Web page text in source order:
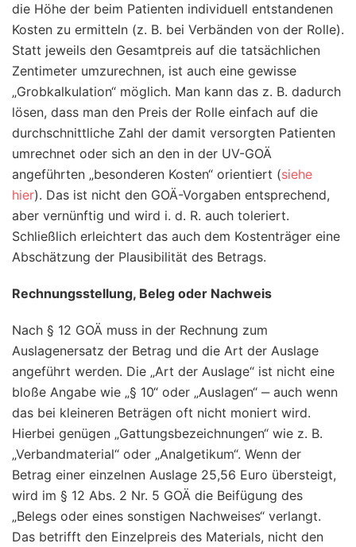
die Höhe der beim Patienten individuell entstandenen
Kosten zu ermitteln (z. B. bei Verbänden von der Rolle).
Statt jeweils den Gesamtpreis auf die tatsächlichen
Zentimeter umzurechnen, ist auch eine gewisse
„Grobkalkulation“ möglich. Man kann das z. B. dadurch
lösen, dass man den Preis der Rolle einfach auf die
durchschnittliche Zahl der damit versorgten Patienten
umrechnet oder sich an den in der UV-GOÄ
angeführten „besonderen Kosten“ orientiert (siehe
hier). Das ist nicht den GOÄ-Vorgaben entsprechend,
aber vernünftig und wird i. d. R. auch toleriert.
Schließlich erleichtert das auch dem Kostenträger eine
Abschätzung der Plausibilität des Betrags.
Rechnungsstellung, Beleg oder Nachweis
Nach § 12 GOÄ muss in der Rechnung zum
Auslagenersatz der Betrag und die Art der Auslage
angeführt werden. Die „Art der Auslage“ ist nicht eine
bloße Angabe wie „§ 10“ oder „Auslagen“ ‒ auch wenn
das bei kleineren Beträgen oft nicht moniert wird.
Hierbei genügen „Gattungsbezeichnungen“ wie z. B.
„Verbandmaterial“ oder „Analgetikum“. Wenn der
Betrag einer einzelnen Auslage 25,56 Euro übersteigt,
wird im § 12 Abs. 2 Nr. 5 GOÄ die Beifügung des
„Belegs oder eines sonstigen Nachweises“ verlangt.
Das betrifft den Einzelpreis des Materials, nicht den